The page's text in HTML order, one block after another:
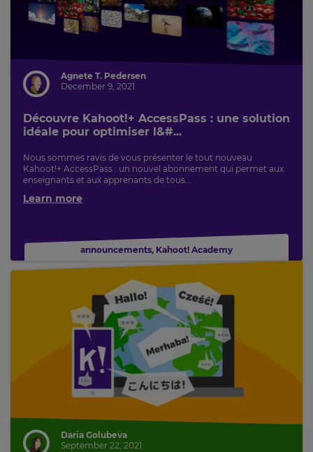
Agnete T. Pedersen
December 9, 2021
Découvre Kahoot!+ AccessPass : une solution
idéale pour optimiser l&#...
Nous sommes ravis de vous présenter le tout nouveau
Kahoot!+ AccessPass : un nouvel abonnement qui permet aux
enseignants et aux apprenants de tous...
Learn more
announcements, Kahoot! Academy
Daria Golubeva
September 22, 2021